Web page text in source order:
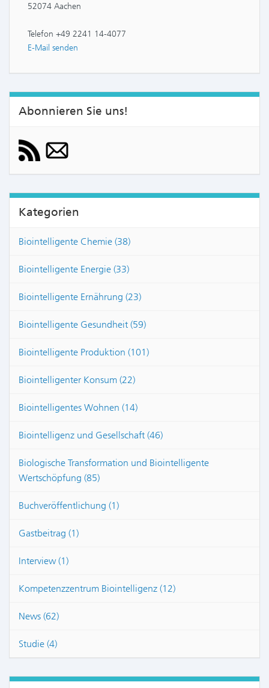
52074 Aachen
Telefon +49 2241 14-4077
E-Mail senden
Abonnieren Sie uns!
Kategorien
Biointelligente Chemie (38)
Biointelligente Energie (33)
Biointelligente Ernährung (23)
Biointelligente Gesundheit (59)
Biointelligente Produktion (101)
Biointelligenter Konsum (22)
Biointelligentes Wohnen (14)
Biointelligenz und Gesellschaft (46)
Biologische Transformation und Biointelligente
Wertschöpfung (85)
Buchveröffentlichung (1)
Gastbeitrag (1)
Interview (1)
Kompetenzzentrum Biointelligenz (12)
News (62)
Studie (4)